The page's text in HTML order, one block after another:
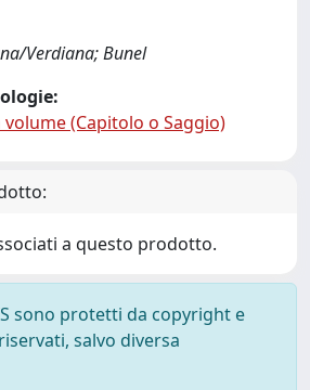
Verdiana; Bunel
(Capitolo o Saggio)
a questo prodotto.
sono protetti da copyright e
salvo diversa